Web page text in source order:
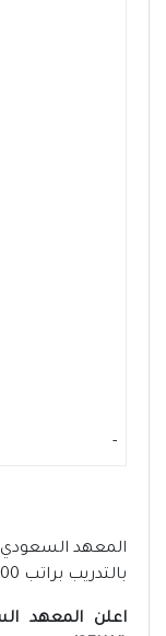
-
المعهد السعودي
بالتدريب براتب 8,000 ريال
اعلن المعهد